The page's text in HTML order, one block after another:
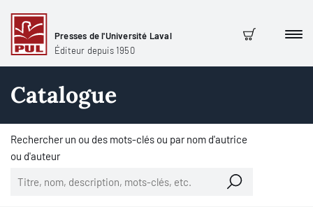
Presses de l'Université Laval
Éditeur depuis 1950
Panier
Catalogue
Rechercher un ou des mots-clés ou par nom d'autrice
ou d'auteur